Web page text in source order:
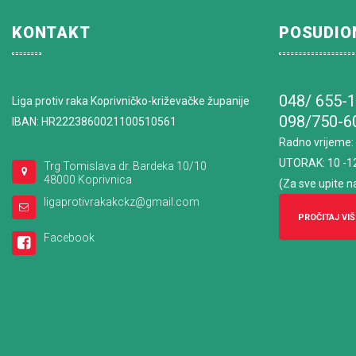
KONTAKT
Liga protiv raka Koprivničko-križevačke županije
IBAN: HR2223860021100510561
Trg Tomislava dr. Bardeka 10/10
48000 Koprivnica
ligaprotivrakakckz@gmail.com
Facebook
048/ 655-
098/750-
Radno vrijeme:
UTORAK: 10 -
(Za sve upite
PROČITAJ